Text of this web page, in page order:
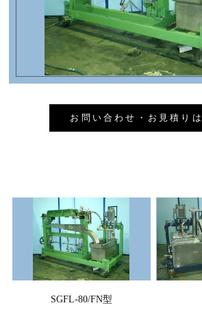
お問い合わせ・お見積り
SGFL-80/FN型